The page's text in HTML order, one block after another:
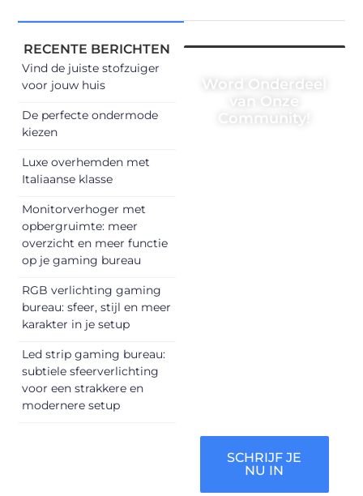
RECENTE BERICHTEN
Vind de juiste stofzuiger
voor jouw huis
De perfecte ondermode
kiezen
Luxe overhemden met
Italiaanse klasse
Monitorverhoger met
opbergruimte: meer
overzicht en meer functie
op je gaming bureau
RGB verlichting gaming
bureau: sfeer, stijl en meer
karakter in je setup
Led strip gaming bureau:
subtiele sfeerverlichting
voor een strakkere en
modernere setup
Word Onderdeel
van Onze
Community!
SCHRIJF JE
NU IN